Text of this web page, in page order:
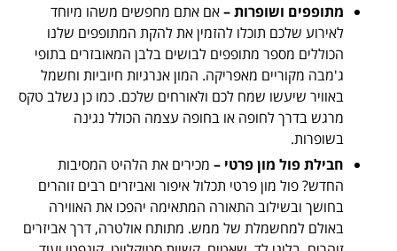
מתופפים ושופרות –אם אתם מחפשים משהו מיוחד
לאירוע שלכם תוכלו להזמין את להקת המתופפים שלנו
הכוללים מספר מתופפים לבושים בלבן המאובזרים בתופי
ג'מבה מקוריים מאפריקה. המון אנרגיות חיוביות וחשמל
באוויר שיעשו שמח לכם ולאורחים שלכם. כמו כן נשלב טקס
מרגש בדרך לחופה או בחופה עצמה הכולל נגינה
בשופרות.
חבילת פול מון פרטי – מכירים את הלהיט המסיבות
החדש? פול מון פרטי תכלול איפור ואביזרים רבים זוהרים
בחושך ובשילוב התאורה המתאימה יהפכו את האווירה
באולם למחשמלת של ממש. מתותח אולטרה, דרך אביזרים